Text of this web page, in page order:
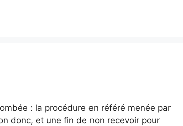
: la procédure en référé menée par
donc, et une fin de non recevoir pour